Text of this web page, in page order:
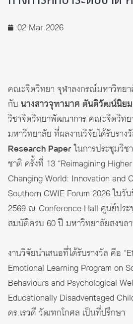
02 Mar 2026
คณะจิตวิทยา จุฬาลงกรณ์มหาวิทย
กับ นางสาวจุฑามาศ ตันติวัฒน์นิยม
วิชาจิตวิทยาพัฒนาการ คณะจิตวิท
มหาวิทยาลัย ที่ผลงานวิจัยได้รับราง
Research Paperในการประชุมวิช
ชาติ ครั้งที่ 13 “Reimagining
Changing World: Innovation and
Southern CWIE Forum 2026 ใน
2569 ณ Conference Hall ศูนย์ประ
สมบัติครบ 60 ปี มหาวิทยาลัยสงขล
งานวิจัยนำเสนอที่ได้รับรางวัล คือ
Emotional Learning Program on
Behaviours and Psychological
Educationally Disadventaged
ดร.เรวดี วัฒฑกโกศล เป็นที่ปรึกษา